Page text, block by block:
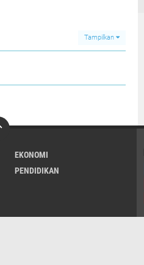
Tampilkan
EKONOMI
PENDIDIKAN